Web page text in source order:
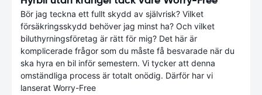
Bör jag teckna ett fullt skydd av självrisk? Vilket
försäkringsskydd behöver jag minst ha? Och vilket
biluthyrningsföretag är rätt för mig? Det här är
komplicerade frågor som du måste få besvarade när du
ska hyra en bil inför semestern. Vi tycker att denna
omständliga process är totalt onödig. Därför har vi
lanserat Worry-Free